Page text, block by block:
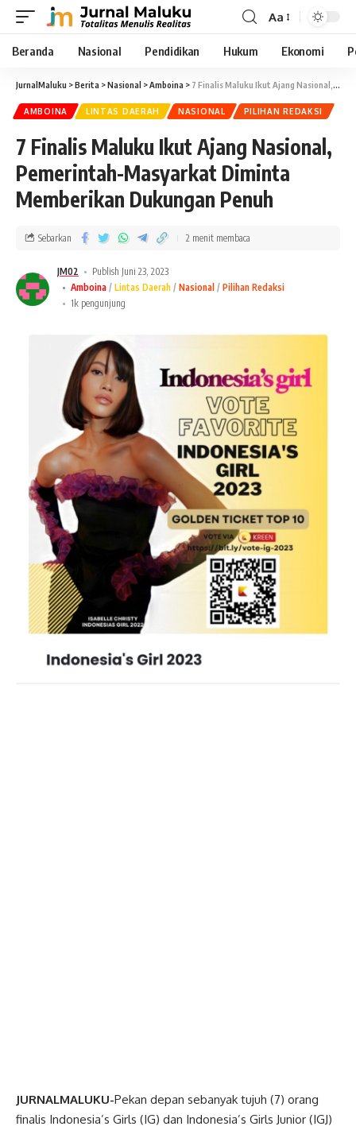
Aa
Beranda Nasional Pendidikan Hukum Ekonomi
JurnalMaluku >Berita >Nasional >Amboina > 7 Finalis Maluku Ikut Ajang Nasional, Pemerintah-Masyarkat Diminta Memberikan Dukungan Penuh
AMBOINA LINTAS DAERAH NASIONAL PILIHAN REDAKSI
7 Finalis Maluku Ikut Ajang Nasional,
Pemerintah-Masyarkat Diminta
Memberikan Dukungan Penuh
JM02
Publish Juni 23, 2023
Amboina
Lintas Daerah Nasional
Pilihan Redaksi
1k pengunjung
Sebarkan 2 menit membaca
JURNALMALUKU-Pekan depan sebanyak tujuh (7) orang
finalis Indonesia’s Girls (IG) dan Indonesia’s Girls Junior (IGJ)